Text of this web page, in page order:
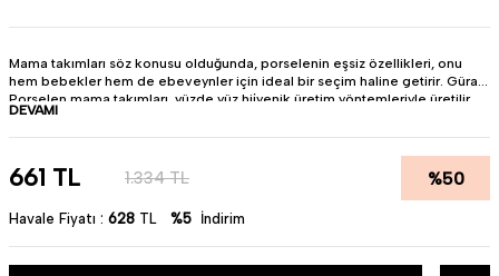
Mama takımları söz konusu olduğunda, porselenin eşsiz özellikleri, onu
hem bebekler hem de ebeveynler için ideal bir seçim haline getirir. Güral
Porselen mama takımları, yüzde yüz hijyenik üretim yöntemleriyle üretilir,
böylece bebeklerin sağlığını korur ve güvenli bir kullanım sağlar.
• Ürün : Bone Porselen
• Miktar : 1 Kişilik
• Pürüzsüz yüzeyi sayesinde lekelenme yapmaz.
• Türkiye'de üretilmiştir.
DEVAMI
661 TL 1.334TL %50
Havale Fiyatı : 628 TL %5 İndirim